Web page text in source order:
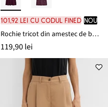
101,92 lei cu codul FINED nou
Rochie tricot din amestec de bumbac și elastan
119,90 lei